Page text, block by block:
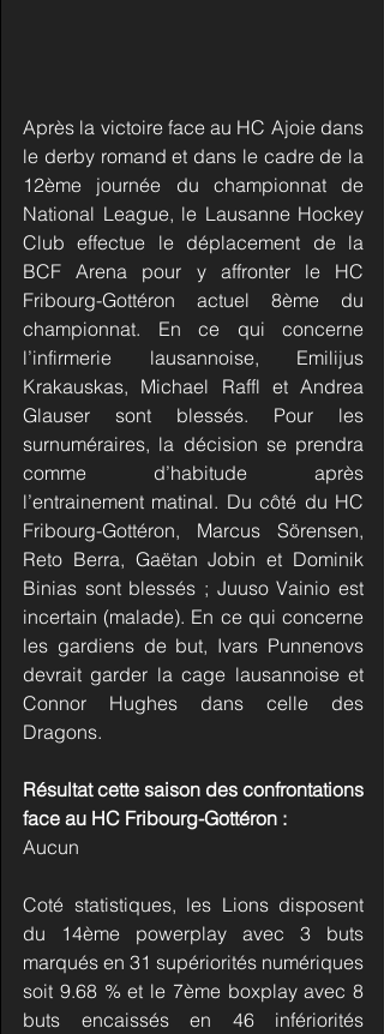
Après la victoire face au HC Ajoie dans
le derby romand et dans le cadre de la
12ème journée du championnat de
National League, le Lausanne Hockey
Club effectue le déplacement de la
BCF Arena pour y affronter le HC
Fribourg-Gottéron actuel 8ème du
championnat. En ce qui concerne
l’infirmerie lausannoise, Emilijus
Krakauskas, Michael Raffl et Andrea
Glauser sont blessés. Pour les
surnuméraires, la décision se prendra
comme d’habitude après
l’entrainement matinal. Du côté du HC
Fribourg-Gottéron, Marcus Sörensen,
Reto Berra, Gaëtan Jobin et Dominik
Binias sont blessés ; Juuso Vainio est
incertain (malade). En ce qui concerne
les gardiens de but, Ivars Punnenovs
devrait garder la cage lausannoise et
Connor Hughes dans celle des
Dragons.
Résultat cette saison des confrontations
face au HC Fribourg-Gottéron :
Aucun
Coté statistiques, les Lions disposent
du 14ème powerplay avec 3 buts
marqués en 31 supériorités numériques
soit 9.68 % et le 7ème boxplay avec 8
buts encaissés en 46 infériorités